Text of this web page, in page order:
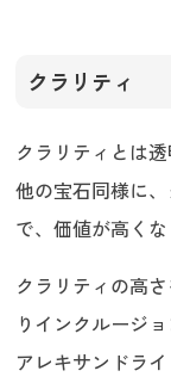
クラリティ
クラリティとは
他の宝石同様に
で、価値が高くな
クラリティの高
りインクルージ
アレキサンドラ